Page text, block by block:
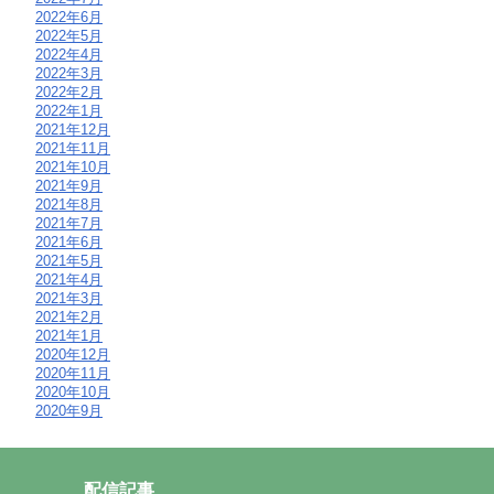
2022年6月
2022年5月
2022年4月
2022年3月
2022年2月
2022年1月
2021年12月
2021年11月
2021年10月
2021年9月
2021年8月
2021年7月
2021年6月
2021年5月
2021年4月
2021年3月
2021年2月
2021年1月
2020年12月
2020年11月
2020年10月
2020年9月
配信記事